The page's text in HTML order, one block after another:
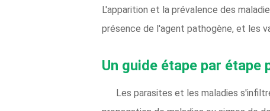
L'apparition et la prévalence des
présence de l'agent pathogène, et les
Un guide étape par
Les parasites et les maladies